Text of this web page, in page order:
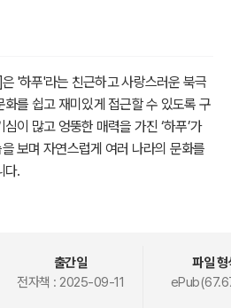
'하푸'라는 친근하고 사랑스러운 북극
를 쉽고 재미있게 접근할 수 있도록 구
이 많고 엉뚱한 매력을 가진 ‘하푸’가
보며 자연스럽게 여러 나라의 문화를
다.
험과 발견의 연속임을 아이들이 깨우칠
다.
출간일
전자책 : 2025-09-11
파일 형